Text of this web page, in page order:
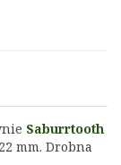
Saburrtooth
mm. Drobna